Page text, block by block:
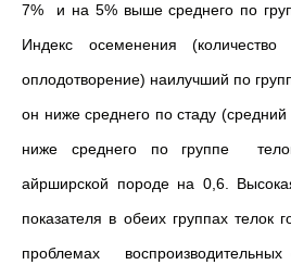
7% и на 5% выше среднего по
Индекс осеменения
оплодотворение) наилучший по
он ниже среднего по стаду
ниже среднего по группе
айрширской породе на 0,6.
показателя в обеих группах телок
проблемах